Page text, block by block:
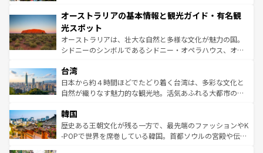
部のニューオーリンズでは、音楽と美食が融合した独特の
文化が魅力。旅行者はアメリカの各地域で異なる魅力を楽
しみながら、その多様性と豊かな歴史を感じることができ
るだろう。車でのロードトリップや列車の旅も、アメリカ
情報は
ワイ島は見逃せない。また、定番の観光地といえばオアフ
島だが、静かな自然を求めるならマウイ島やカウアイ島が
おすすめ。エメラルドグリーンに輝く海をはじめ、豊かな
文化や歴史が息づいている。「アロハスピリット」と呼ば
人々、おいしいローカルフードやハワイアンミュージッ
ク、伝統的なフラダンスなど、すべてがハワイの魅力を彩
っている。訪れるたびに新しい発見と感動が待っているハ
はコンテンツ一覧
オーストラリアの基本情報と観光ガイド・有名観
光スポット
オーストラリアは、壮大な自然と多様な文化が魅力の国。
シドニーのシンボルであるシドニー・オペラハウス、オー
リアリーフや大陸中央部にそびえるウルル（エアーズロッ
ク）、タスマニアの美しい原生林やケアンズの熱帯雨林な
ど、見どころがたくさん。また、カフェやワイン、オージ
いる。アクティビティも充実しており、サーフィンやダイ
ビング、ハイキングなど、アウトドア好きにはたまらな
い。オーストラリアの多彩な魅力を存分に味わいつくそ
台湾
日本から約４時間ほどでたどり着く台湾は、多彩な文化と
自然が織りなす魅力的な観光地。活気あふれる大都市の台
ン）、静ひつな山岳地帯である台湾東部など、都市の喧騒
と山間の静けさが共存しており、訪れる人に新しい発見と
驚きをもたらしてくれる。また、奥深い台湾の食文化も魅
韓国
歴史ある王朝文化が残る一方で、最先端のファッションやK
-POPで世界を席巻している韓国。首都ソウルの宮殿や伝統